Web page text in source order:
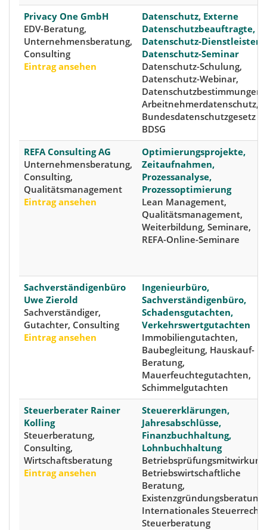
Privacy One GmbH
EDV-Beratung,
Unternehmensberatung,
Consulting
Eintrag ansehen
Datenschutz, Externe
Datenschutzbeauftragte,
Datenschutz-Dienstleister,
Datenschutz-Seminar
Datenschutz-Schulung,
Datenschutz-Webinar,
Datenschutzbestimmungen,
Arbeitnehmerdatenschutz,
Bundesdatenschutzgesetz -
BDSG
REFA Consulting AG
Unternehmensberatung,
Consulting,
Qualitätsmanagement
Eintrag ansehen
Optimierungsprojekte,
Zeitaufnahmen,
Prozessanalyse,
Prozessoptimierung
Lean Management,
Qualitätsmanagement,
Weiterbildung, Seminare,
REFA-Online-Seminare
Sachverständigenbüro
Uwe Zierold
Sachverständiger,
Gutachter, Consulting
Eintrag ansehen
Ingenieurbüro,
Sachverständigenbüro,
Schadensgutachten,
Verkehrswertgutachten
Immobiliengutachten,
Baubegleitung, Hauskauf-
Beratung,
Mauerfeuchtegutachten,
Schimmelgutachten
Steuerberater Rainer
Kolling
Steuerberatung,
Consulting,
Wirtschaftsberatung
Eintrag ansehen
Steuererklärungen,
Jahresabschlüsse,
Finanzbuchhaltung,
Lohnbuchhaltung
Betriebswirtschaftliche
Beratung,
Existenzgründungsberatung,
Internationales Steuerrecht,
Steuerberatung